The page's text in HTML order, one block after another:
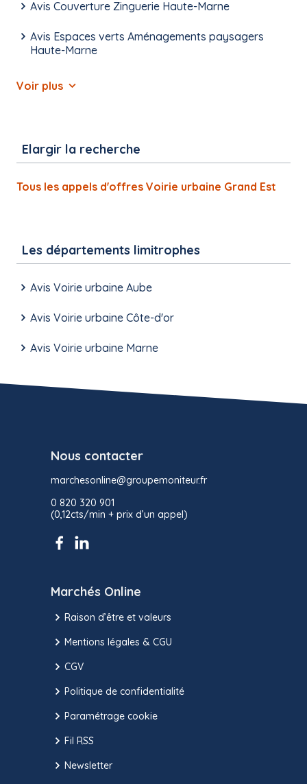
Avis Couverture Zinguerie Haute-Marne
Avis Espaces verts Aménagements paysagers
Haute-Marne
Voir plus
Elargir la recherche
Tous les appels d'offres Voirie urbaine Grand Est
Les départements limitrophes
Avis Voirie urbaine Aube
Avis Voirie urbaine Côte-d'or
Avis Voirie urbaine Marne
Nous contacter
marchesonline@groupemoniteur.fr
0 820 320 901
(0,12cts/min + prix d’un appel)
Marchés Online
Raison d’être et valeurs
Mentions légales & CGU
CGV
Politique de confidentialité
Paramétrage cookie
Fil RSS
Newsletter